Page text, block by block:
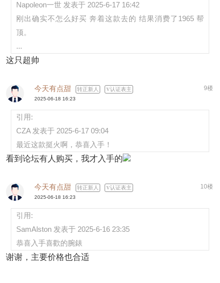
Napoleon一世 发表于 2025-6-17 16:42
刚出确实不怎么好买 奔着这款去的 结果消费了1965 帮
顶。
...
这只超帅
今天有点甜 转正新人 认证表主 9楼
2025-06-18 16:23
引用:
CZA 发表于 2025-6-17 09:04
最近这款挺火啊，恭喜入手！
看到论坛有人购买，我才入手的
今天有点甜 转正新人 认证表主 10楼
2025-06-18 16:23
引用:
SamAlston 发表于 2025-6-16 23:35
恭喜入手喜歡的腕錶
谢谢，主要价格也合适